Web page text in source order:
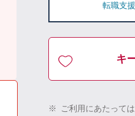
転職支
キ
※
ご利用にあたって